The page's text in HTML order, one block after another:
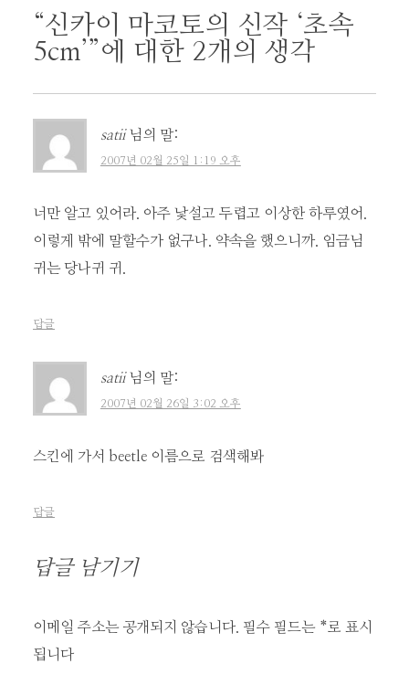
비
게
션
“신카이 마코토의 신작 ‘초속
5cm’”에 대한 2개의 생각
satii 님의 말:
2007년 02월 25일 1:19 오후
너만 알고 있어라. 아주 낯설고 두렵고 이상한 하루였어.
이렇게 밖에 말할수가 없구나. 약속을 했으니까. 임금님
귀는 당나귀 귀.
답글
satii 님의 말:
2007년 02월 26일 3:02 오후
스킨에 가서 beetle 이름으로 검색해봐
답글
답글 남기기
이메일 주소는 공개되지 않습니다. 필수 필드는 * 로 표시
됩니다